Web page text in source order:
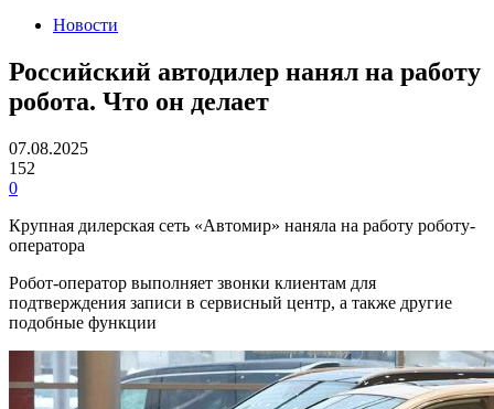
Новости
Российский автодилер нанял на работу
робота. Что он делает
07.08.2025
152
0
Крупная дилерская сеть «Автомир» наняла на работу роботу-
оператора
Робот-оператор выполняет звонки клиентам для
подтверждения записи в сервисный центр, а также другие
подобные функции